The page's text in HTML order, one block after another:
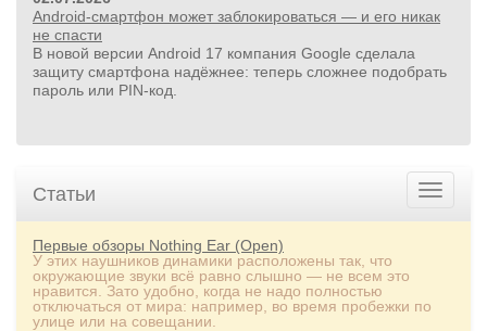
Android-смартфон может заблокироваться — и его никак
не спасти
В новой версии Android 17 компания Google сделала
защиту смартфона надёжнее: теперь сложнее подобрать
пароль или PIN‑код.
Статьи
Первые обзоры Nothing Ear (Open)
У этих наушников динамики расположены так, что
окружающие звуки всё равно слышно — не всем это
нравится. Зато удобно, когда не надо полностью
отключаться от мира: например, во время пробежки по
улице или на совещании.